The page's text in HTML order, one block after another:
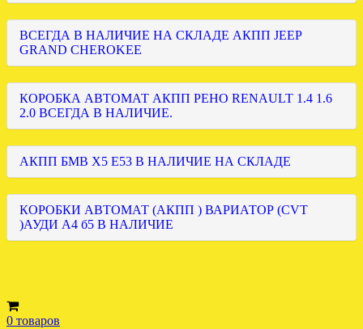
ВСЕГДА В НАЛИЧИЕ НА СКЛАДЕ АКПП JEEP
GRAND CHEROKEE
КОРОБКА АВТОМАТ АКПП РЕНО RENAULT 1.4 1.6
2.0 ВСЕГДА В НАЛИЧИЕ.
АКПП БМВ Х5 Е53 В НАЛИЧИЕ НА СКЛАДЕ
КОРОБКИ АВТОМАТ (АКПП ) ВАРИАТОР (CVT
)АУДИ А4 б5 В НАЛИЧИЕ
0 товаров